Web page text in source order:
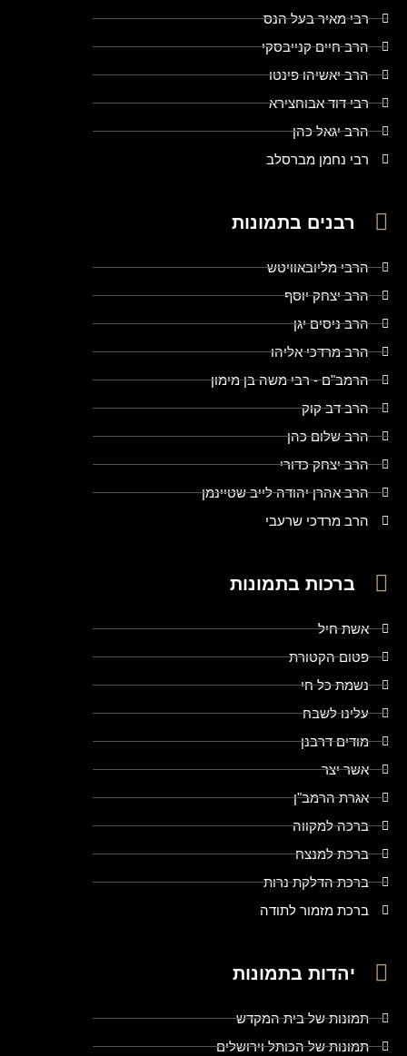
רבי מאיר בעל הנס
הרב חיים קנייבסקי
הרב יאשיהו פינטו
רבי דוד אבוחצירא
הרב יגאל כהן
רבי נחמן מברסלב
רבנים בתמונות
הרבי מליובאוויטש
הרב יצחק יוסף
הרב ניסים יגן
הרב מרדכי אליהו
הרמב"ם - רבי משה בן מימון
הרב דב קוק
הרב שלום כהן
הרב יצחק כדורי
הרב אהרן יהודה לייב שטיינמן
הרב מרדכי שרעבי
ברכות בתמונות
אשת חיל
פטום הקטורת
נשמת כל חי
עלינו לשבח
מודים דרבנן
אשר יצר
אגרת הרמב"ן
ברכה למקווה
ברכת למנצח
ברכת הדלקת נרות
ברכת מזמור לתודה
יהדות בתמונות
תמונות של בית המקדש
תמונות של הכותל וירושלים